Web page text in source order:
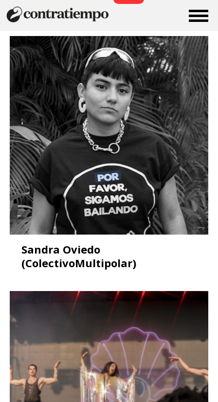
Sandra Oviedo
(ColectivoMultipolar)